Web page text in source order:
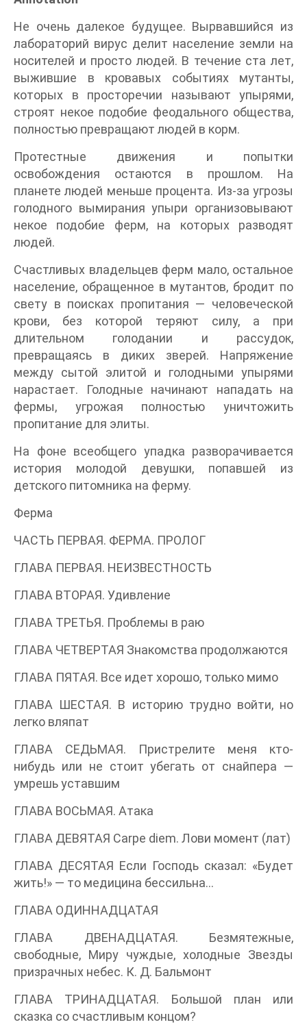
Не очень далекое будущее. Вырвавшийся из
лабораторий вирус делит население земли на
носителей и просто людей. В течение ста лет,
выжившие в кровавых событиях мутанты,
которых в просторечии называют упырями,
строят некое подобие феодального общества,
полностью превращают людей в корм.
Протестные движения и попытки
освобождения остаются в прошлом. На
планете людей меньше процента. Из-за угрозы
голодного вымирания упыри организовывают
некое подобие ферм, на которых разводят
людей.
Счастливых владельцев ферм мало, остальное
население, обращенное в мутантов, бродит по
свету в поисках пропитания — человеческой
крови, без которой теряют силу, а при
длительном голодании и рассудок,
превращаясь в диких зверей. Напряжение
между сытой элитой и голодными упырями
нарастает. Голодные начинают нападать на
фермы, угрожая полностью уничтожить
пропитание для элиты.
На фоне всеобщего упадка разворачивается
история молодой девушки, попавшей из
детского питомника на ферму.
Ферма
ЧАСТЬ ПЕРВАЯ. ФЕРМА. ПРОЛОГ
ГЛАВА ПЕРВАЯ. НЕИЗВЕСТНОСТЬ
ГЛАВА ВТОРАЯ. Удивление
ГЛАВА ТРЕТЬЯ. Проблемы в раю
ГЛАВА ЧЕТВЕРТАЯ Знакомства продолжаются
ГЛАВА ПЯТАЯ. Все идет хорошо, только мимо
ГЛАВА ШЕСТАЯ. В историю трудно войти, но
легко вляпат
ГЛАВА СЕДЬМАЯ. Пристрелите меня кто-
нибудь или не стоит убегать от снайпера —
умрешь уставшим
ГЛАВА ВОСЬМАЯ. Атака
ГЛАВА ДЕВЯТАЯ Сarpe diem. Лови момент (лат)
ГЛАВА ДЕСЯТАЯ Если Господь сказал: «Будет
жить!» — то медицина бессильна…
ГЛАВА ОДИННАДЦАТАЯ
ГЛАВА ДВЕНАДЦАТАЯ. Безмятежные,
свободные, Миру чуждые, холодные Звезды
призрачных небес. К. Д. Бальмонт
ГЛАВА ТРИНАДЦАТАЯ. Большой план или
сказка со счастливым концом?